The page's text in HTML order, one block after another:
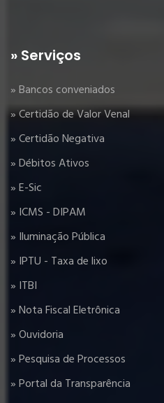
» Serviços
» Bancos conveniados
» Certidão de Valor Venal
» Certidão Negativa
» Débitos Ativos
» E-Sic
» ICMS - DIPAM
» Iluminação Pública
» IPTU - Taxa de lixo
» ITBI
» Nota Fiscal Eletrônica
» Ouvidoria
» Pesquisa de Processos
» Portal da Transparência